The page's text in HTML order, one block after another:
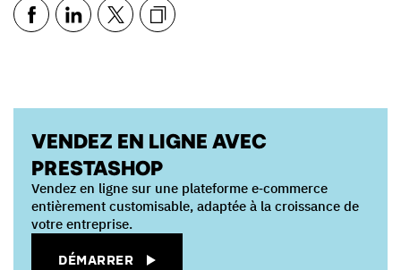
VENDEZ EN LIGNE AVEC
PRESTASHOP
Vendez en ligne sur une plateforme e‑commerce
entièrement customisable, adaptée à la croissance de
votre entreprise.
DÉMARRER